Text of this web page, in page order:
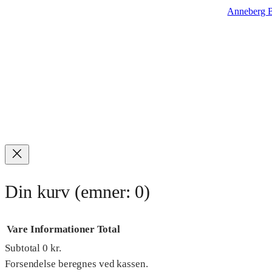
Anneberg
Din kurv (emner: 0)
Varer
Vare Informationer Total
Subtotal0 kr.
Forsendelse beregnes ved kassen.